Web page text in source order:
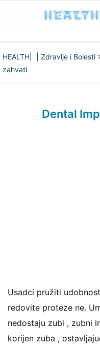
HEALTH Zdravlje i Bolesti
zahvati
Dental
Usadci pružiti
redovite proteze ne.
nedostaju zubi , zubni
korijen zuba ,